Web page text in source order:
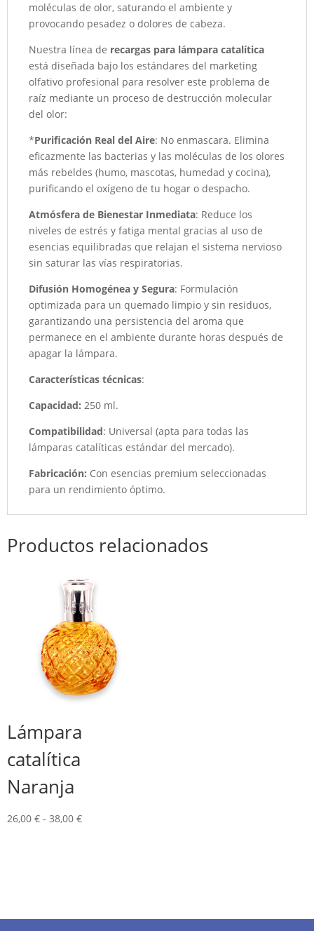
moléculas de olor, saturando el ambiente y
provocando pesadez o dolores de cabeza.
Nuestra línea de recargas para lámpara catalítica
está diseñada bajo los estándares del marketing
olfativo profesional para resolver este problema de
raíz mediante un proceso de destrucción molecular
del olor:
*Purificación Real del Aire: No enmascara. Elimina
eficazmente las bacterias y las moléculas de los olores
más rebeldes (humo, mascotas, humedad y cocina),
purificando el oxígeno de tu hogar o despacho.
Atmósfera de Bienestar Inmediata: Reduce los
niveles de estrés y fatiga mental gracias al uso de
esencias equilibradas que relajan el sistema nervioso
sin saturar las vías respiratorias.
Difusión Homogénea y Segura: Formulación
optimizada para un quemado limpio y sin residuos,
garantizando una persistencia del aroma que
permanece en el ambiente durante horas después de
apagar la lámpara.
Características técnicas:
Capacidad: 250 ml.
Compatibilidad: Universal (apta para todas las
lámparas catalíticas estándar del mercado).
Fabricación: Con esencias premium seleccionadas
para un rendimiento óptimo.
Productos relacionados
Lámpara
catalítica
Naranja
26,00 € - 38,00 €Rango